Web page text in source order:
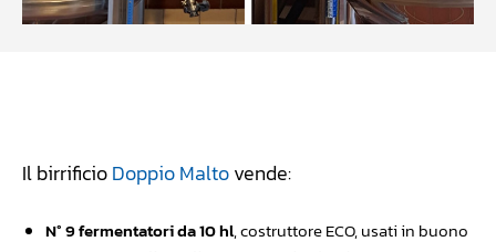
Il birrificioDoppio Maltovende:
N° 9 fermentatori da 10 hl, costruttore ECO, usati in buono